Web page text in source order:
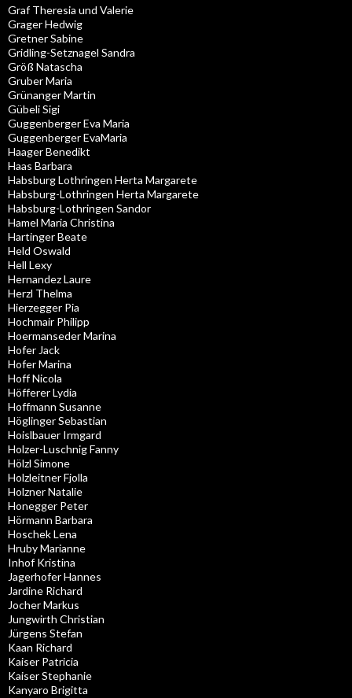
Graf Theresia und Valerie
Grager Hedwig
Gretner Sabine
Gridling-Setznagel Sandra
Größ Natascha
Gruber Maria
Grünanger Martin
Gübeli Sigi
Guggenberger Eva Maria
Guggenberger EvaMaria
Haager Benedikt
Haas Barbara
Habsburg Lothringen Herta Margarete
Habsburg-Lothringen Herta Margarete
Habsburg-Lothringen Sandor
Hamel Maria Christina
Hartinger Beate
Held Oswald
Hell Lexy
Hernandez Laure
Herzl Thelma
Hierzegger Pia
Hochmair Philipp
Hoermanseder Marina
Hofer Jack
Hofer Marina
Hoff Nicola
Höfferer Lydia
Hoffmann Susanne
Höglinger Sebastian
Hoislbauer Irmgard
Holzer-Luschnig Fanny
Hölzl Simone
Holzleitner Fjolla
Holzner Natalie
Honegger Peter
Hörmann Barbara
Hoschek Lena
Hruby Marianne
Inhof Kristina
Jagerhofer Hannes
Jardine Richard
Jocher Markus
Jungwirth Christian
Jürgens Stefan
Kaan Richard
Kaiser Patricia
Kaiser Stephanie
Kanyaro Brigitta